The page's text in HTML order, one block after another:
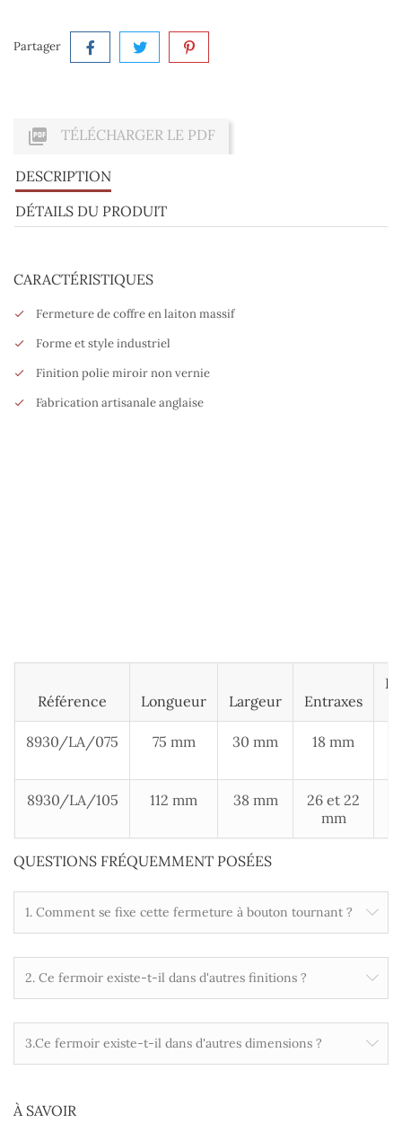
Partager
 TÉLÉCHARGER LE PDF
DESCRIPTION
DÉTAILS DU PRODUIT
CARACTÉRISTIQUES
Fermeture de coffre en laiton massif
Forme et style industriel
Finition polie miroir non vernie
Fabrication artisanale anglaise
Référence Longueur Largeur Entraxes
8930/LA/075 75 mm 30 mm 18 mm
8930/LA/105 112 mm 38 mm
26 et 22
mm
QUESTIONS FRÉQUEMMENT POSÉES
1. Comment se fixe cette fermeture à bouton tournant ?
2. Ce fermoir existe-t-il dans d'autres finitions ?
3.Ce fermoir existe-t-il dans d'autres dimensions ?
À SAVOIR